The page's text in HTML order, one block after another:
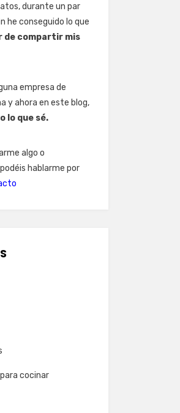
durante un par
he conseguido lo que
de compartir mis
empresa de
y ahora en este blog,
lo que sé.
algo o
hablarme por
cocinar